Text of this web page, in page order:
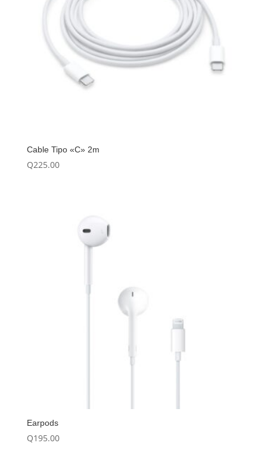
Cable Tipo «C» 2m
Q225.00
Earpods
Q195.00